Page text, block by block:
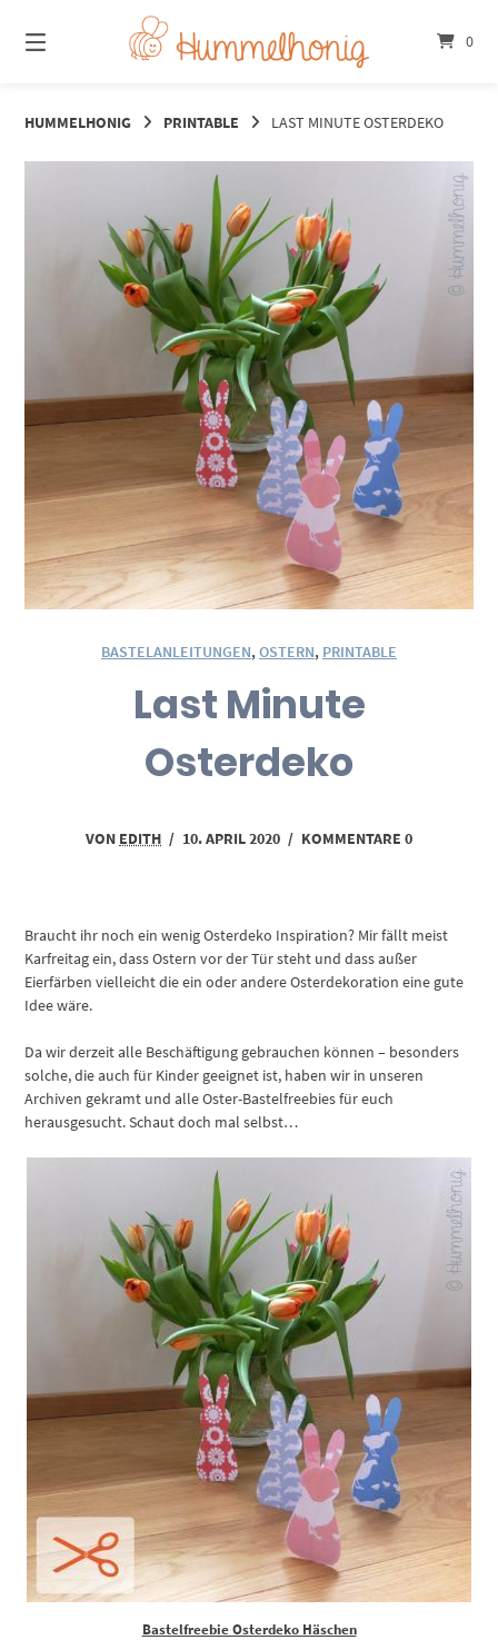
zum
Inhalt
0
HUMMELHONIG PRINTABLE LAST MINUTE OSTERDEKO
BASTELANLEITUNGEN,OSTERN, PRINTABLE
Last Minute
Osterdeko
VON EDITH / 10. APRIL 2020 / KOMMENTARE 0
Braucht ihr noch ein wenig Osterdeko Inspiration? Mir fällt meist
Karfreitag ein, dass Ostern vor der Tür steht und dass außer
Eierfärben vielleicht die ein oder andere Osterdekoration eine gute
Idee wäre.
Da wir derzeit alle Beschäftigung gebrauchen können – besonders
solche, die auch für Kinder geeignet ist, haben wir in unseren
Archiven gekramt und alle Oster-Bastelfreebies für euch
herausgesucht. Schaut doch mal selbst…
Bastelfreebie Osterdeko Häschen